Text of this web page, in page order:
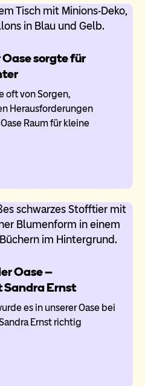
Oase sorgte für
oft von Sorgen,
Herausforderungen
Raum für kleine
Oase –
Sandra Ernst
es in unserer Oase bei
Ernst richtig